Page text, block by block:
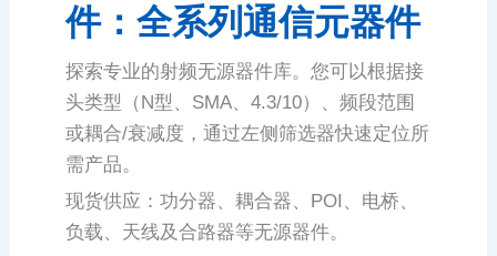
件：全系列通信元器件
探索专业的射频无源器件库。您可以根据接
头类型（N型、SMA、4.3/10）、频段范围
或耦合/衰减度，通过左侧筛选器快速定位所
需产品。
现货供应：功分器、耦合器、POI、电桥、
负载、天线及合路器等无源器件。